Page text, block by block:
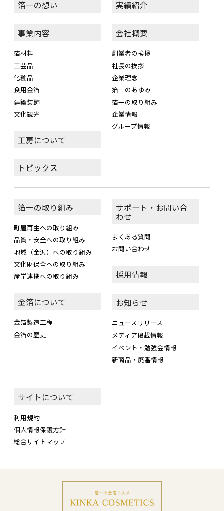
箔一の想い
事業内容
箔材料
工芸品
化粧品
食用金箔
建築装飾
文化観光
工房について
トピックス
実績紹介
会社概要
創業者の挨拶
社長の挨拶
企業理念
箔一のあゆみ
箔一の取り組み
企業情報
グループ情報
箔一の取り組み
町屋再生への取り組み
品質・安全への取り組み
地域（金沢）への取り組み
文化財保全への取り組み
産学連携への取り組み
金箔について
金箔製造工程
金箔の歴史
サポート・お問い合
わせ
よくある質問
お問い合わせ
採用情報
お知らせ
ニュースリリース
メディア掲載情報
イベント・勉強会情報
新商品・廃番情報
サイトについて
利用規約
個人情報保護方針
総合サイトマップ